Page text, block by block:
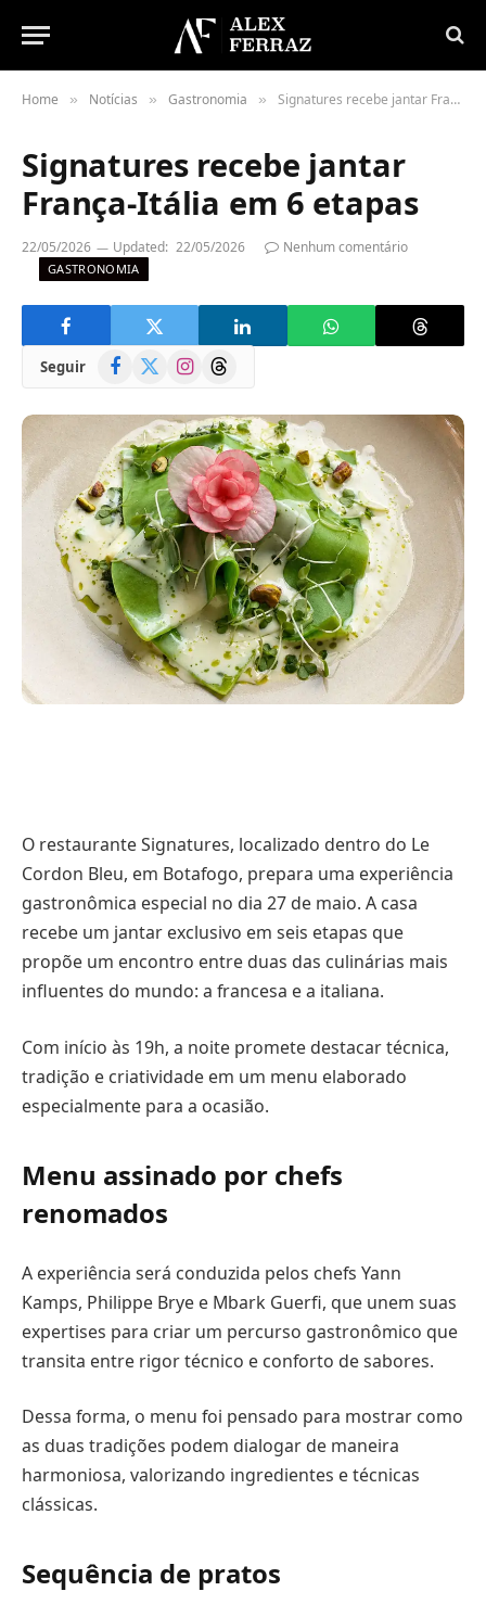
Home » Notícias » Gastronomia » Signatures recebe jantar França-Itália em 6 etapas
Signatures recebe jantar
França-Itália em 6 etapas
22/05/2026 Updated: 22/05/2026 Nenhum comentário
GASTRONOMIA
Seguir Facebook
(Twitter)
InstagramThreads
O restaurante Signatures, localizado dentro do Le
Cordon Bleu, em Botafogo, prepara uma experiência
gastronômica especial no dia 27 de maio. A casa
recebe um jantar exclusivo em seis etapas que
propõe um encontro entre duas das culinárias mais
influentes do mundo: a francesa e a italiana.
Com início às 19h, a noite promete destacar técnica,
tradição e criatividade em um menu elaborado
especialmente para a ocasião.
Menu assinado por chefs
renomados
A experiência será conduzida pelos chefs Yann
Kamps, Philippe Brye e Mbark Guerfi, que unem suas
expertises para criar um percurso gastronômico que
transita entre rigor técnico e conforto de sabores.
Dessa forma, o menu foi pensado para mostrar como
as duas tradições podem dialogar de maneira
harmoniosa, valorizando ingredientes e técnicas
clássicas.
Sequência de pratos